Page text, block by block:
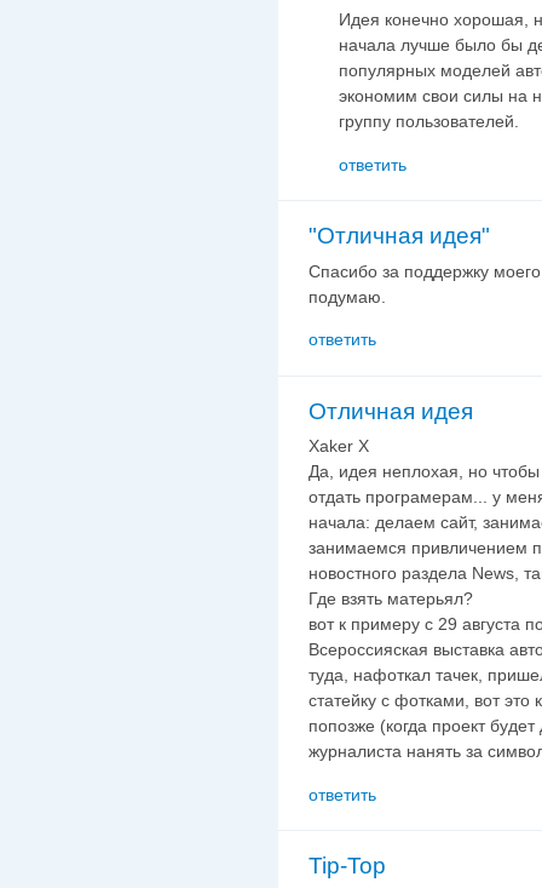
Идея конечно хорошая,
начала лучше было бы
популярных моделей
экономим свои силы на
группу пользователей.
ответить
"Отличная идея"
Спасибо за поддержку
подумаю.
ответить
Отличная идея
Xaker X
Да, идея неплохая, но
отдать програмерам... у
начала: делаем сайт,
занимаемся привличением
новостного раздела News,
Где взять матерьял?
вот к примеру с 29 августа
Всероссияская выставка
туда, нафоткал тачек,
статейку с фотками, вот это
попозже (когда проект
журналиста нанять за
ответить
Tip-Top